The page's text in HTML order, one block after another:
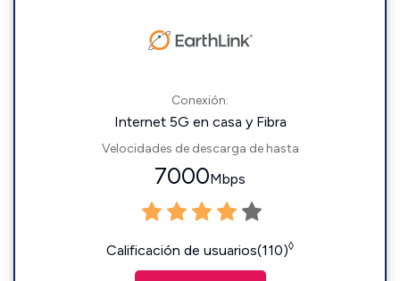
Conexión:
Internet 5G en casa y Fibra
Velocidades de descarga de hasta
7000Mbps
Calificación de usuarios(110)◊